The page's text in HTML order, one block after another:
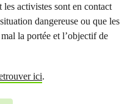
activistes sont en contact
dangereuse ou que les
la portée et l’objectif de
ici.